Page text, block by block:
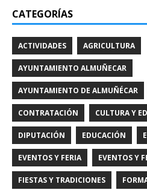
CATEGORÍAS
ACTIVIDADES AGRICULTURA
AYUNTAMIENTO ALMUÑECAR
AYUNTAMIENTO DE ALMUÑÉCAR
CONTRATACIÓN CULTURA Y
DIPUTACIÓN EDUCACIÓN
EVENTOS Y FERIA EVENTOS Y
FIESTAS Y TRADICIONES